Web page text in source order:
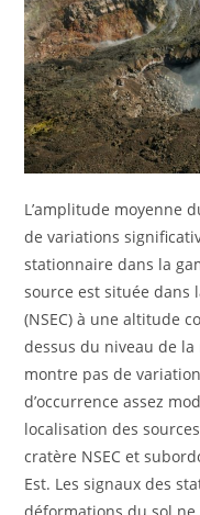
L’amplitude moyenne
de variations
stationnaire dans la
source est située dans
(NSEC) à une altitude
dessus du niveau de
montre pas de
d’occurrence assez
localisation des
cratère NSEC et
Est. Les signaux des